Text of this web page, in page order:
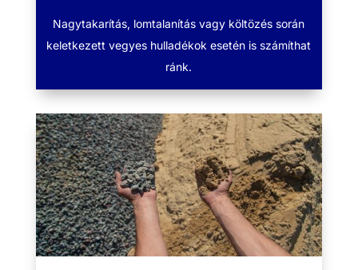
Nagytakarítás, lomtalanítás vagy költözés során
keletkezett vegyes hulladékok esetén is számíthat
ránk.